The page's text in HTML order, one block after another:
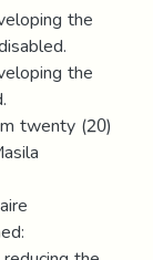
the
the
twenty (20)